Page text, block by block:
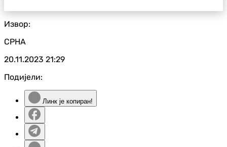
Извор:
СРНА
20.11.2023 21:29
Подијели:
Линк је копиран!